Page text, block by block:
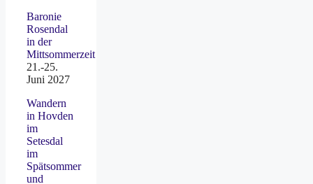
Baronie
Rosendal
in der
Mittsommerzeit
21.-25.
Juni 2027
Wandern
in Hovden
im
Setesdal
im
Spätsommer
und